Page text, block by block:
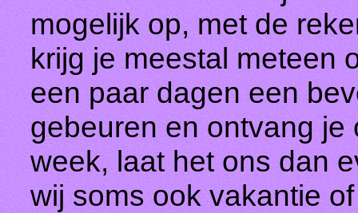
mogelijk op, met de
krijg je meestal meteen
een paar dagen een
gebeuren en ontvang
week, laat het ons dan
wij soms ook vakantie